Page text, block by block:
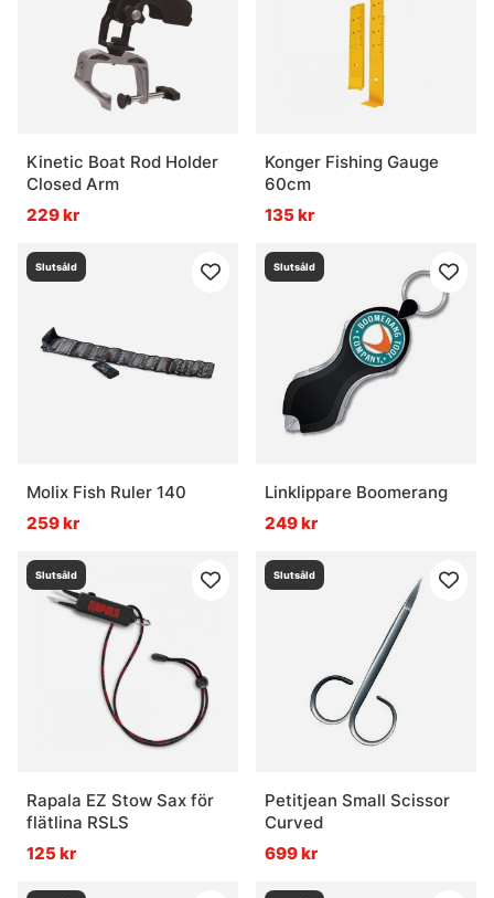
Kinetic Boat Rod Holder
Closed Arm
229 kr
Konger Fishing Gauge
60cm
135 kr
Slutsåld
Molix Fish Ruler 140
259 kr
Slutsåld
Linklippare Boomerang
249 kr
Slutsåld
Rapala EZ Stow Sax för
flätlina RSLS
125 kr
Slutsåld
Petitjean Small Scissor
Curved
699 kr